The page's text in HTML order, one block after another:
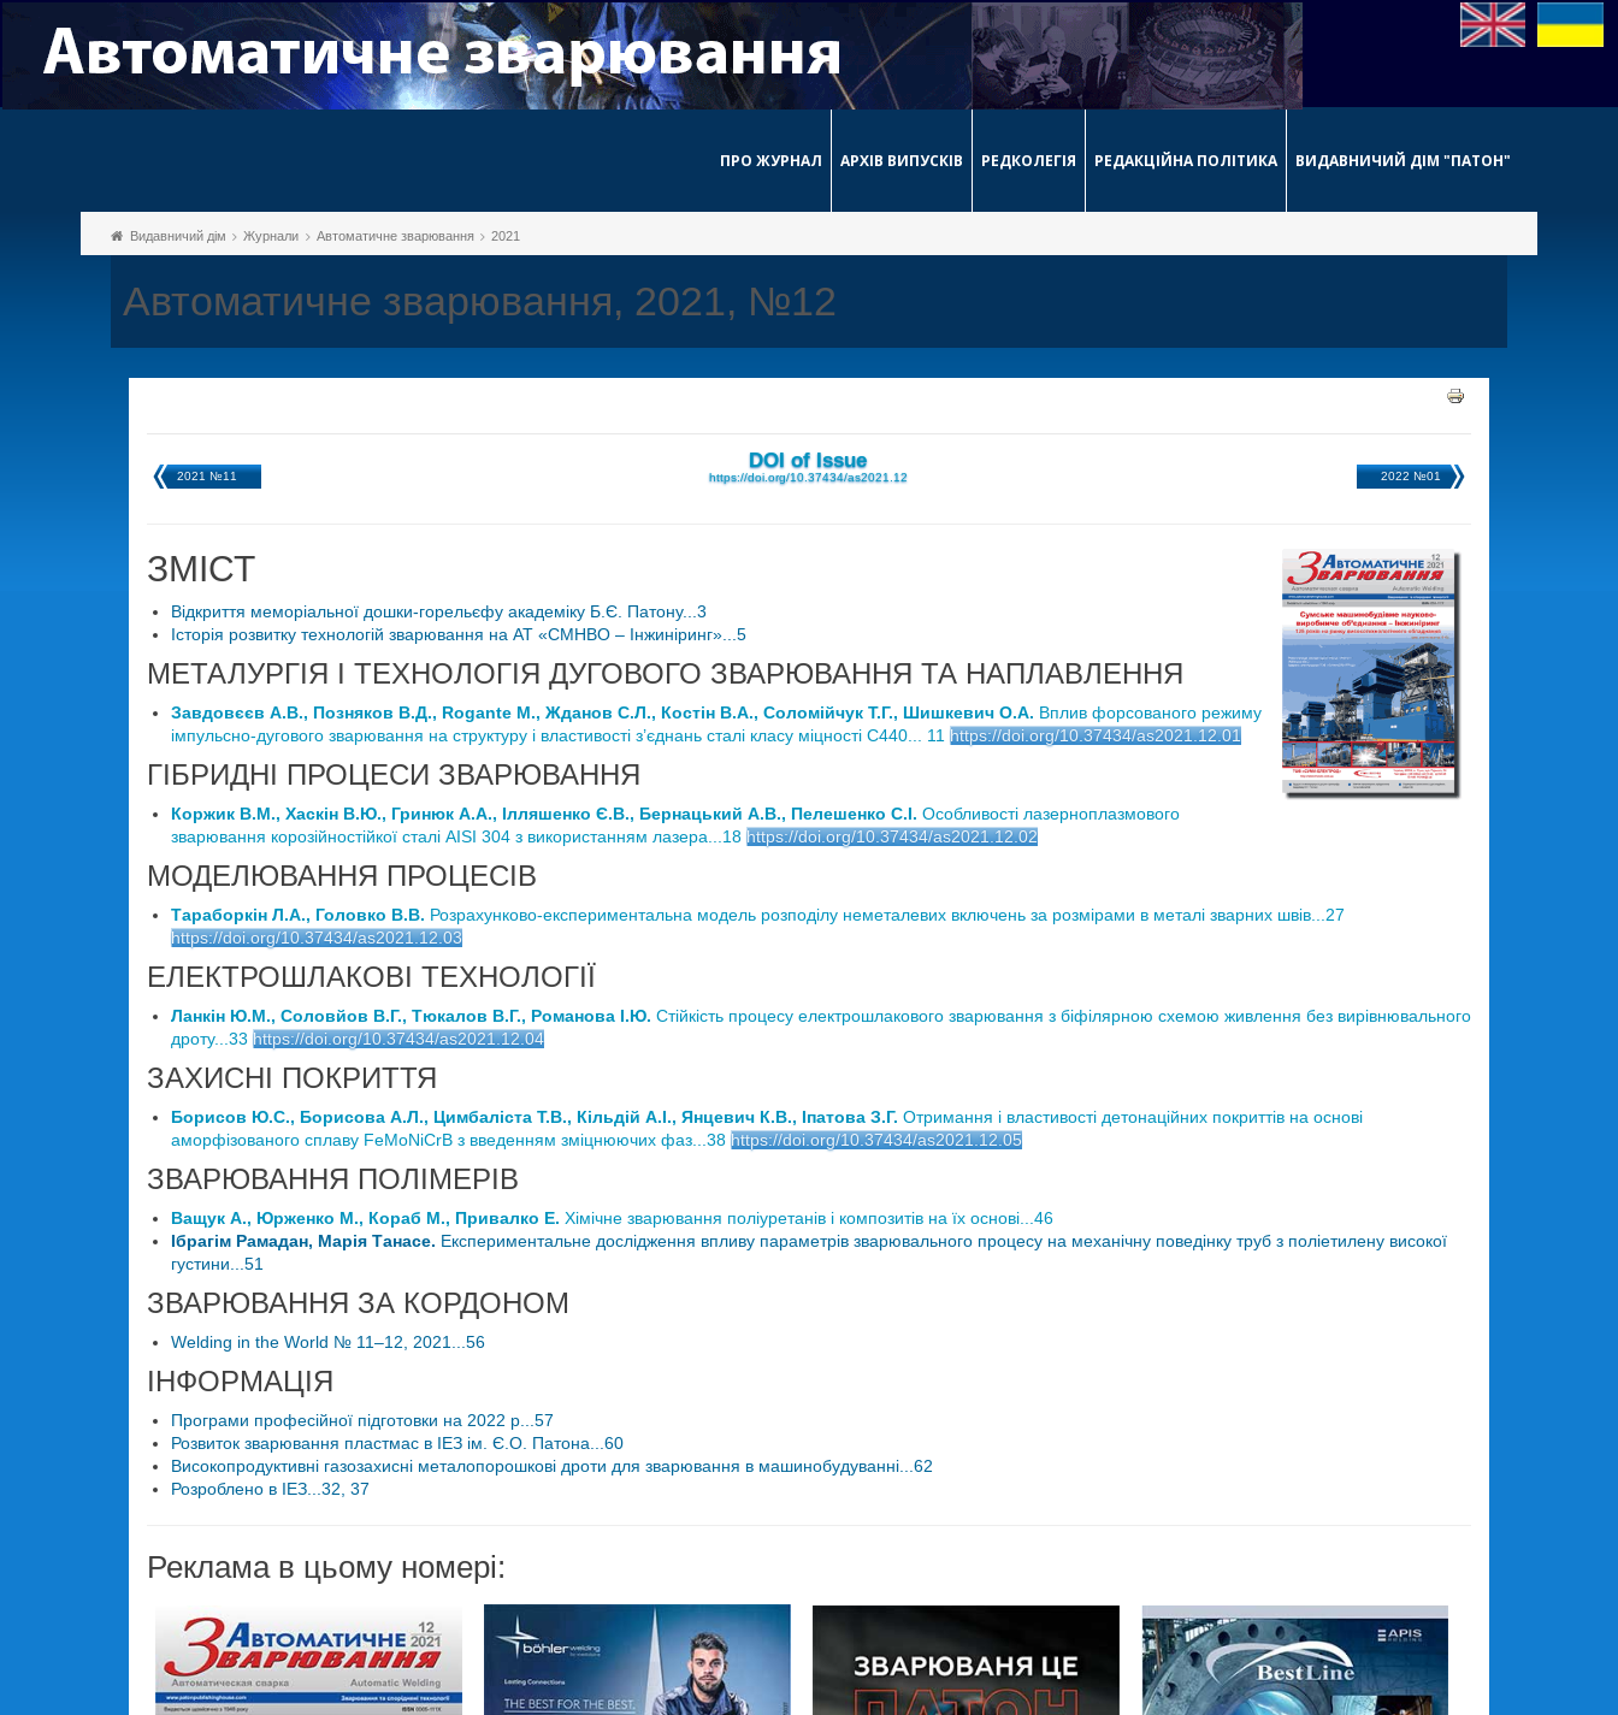
ПРО ЖУРНАЛ АРХІВ ВИПУСКІВ РЕДКОЛЕГІЯ РЕДАКЦІЙНА ПОЛІТИКА ВИДАВНИЧИЙ ДІМ "ПАТОН"
Видавничий дім Журнали Автоматичне зварювання 2021
Автоматичне зварювання, 2021, №12
2021 №11
DOI of Issue
https://doi.org/10.37434/as2021.12 2022 №01
ЗМІСТ
Відкриття меморіальної дошки-горельєфу академіку Б.Є. Патону...3
Історія розвитку технологій зварювання на АТ «СМНВО – Інжиніринг»...5
МЕТАЛУРГІЯ І ТЕХНОЛОГІЯ ДУГОВОГО ЗВАРЮВАННЯ ТА НАПЛАВЛЕННЯ
Завдовєєв А.В., Позняков В.Д., Rogante M., Жданов С.Л., Костін В.А., Соломійчук Т.Г., Шишкевич О.А. Вплив форсованого режиму
імпульсно-дугового зварювання на структуру і властивості з’єднань сталі класу міцності С440... 11 https://doi.org/10.37434/as2021.12.01
ГІБРИДНІ ПРОЦЕСИ ЗВАРЮВАННЯ
Коржик В.М., Хаскін В.Ю., Гринюк А.А., Ілляшенко Є.В., Бернацький А.В., Пелешенко С.І. Особливості лазерноплазмового
зварювання корозійностійкої сталі AISI 304 з використанням лазера...18 https://doi.org/10.37434/as2021.12.02
МОДЕЛЮВАННЯ ПРОЦЕСІВ
Тараборкін Л.А., Головко В.В. Розрахунково-експериментальна модель розподілу неметалевих включень за розмірами в металі зварних швів...27
https://doi.org/10.37434/as2021.12.03
ЕЛЕКТРОШЛАКОВІ ТЕХНОЛОГІЇ
Ланкін Ю.М., Соловйов В.Г., Тюкалов В.Г., Романова І.Ю. Стійкість процесу електрошлакового зварювання з біфілярною схемою живлення без вирівнювального
дроту...33 https://doi.org/10.37434/as2021.12.04
ЗАХИСНІ ПОКРИТТЯ
Борисов Ю.С., Борисова А.Л., Цимбаліста Т.В., Кільдій А.І., Янцевич К.В., Іпатова З.Г. Отримання і властивості детонаційних покриттів на основі
аморфізованого сплаву FeMoNiCrB з введенням зміцнюючих фаз...38 https://doi.org/10.37434/as2021.12.05
ЗВАРЮВАННЯ ПОЛІМЕРІВ
Ващук А., Юрженко М., Кораб М., Привалко Е. Хімічне зварювання поліуретанів і композитів на їх основі...46
Ібрагім Рамадан, Марія Танасе. Експериментальне дослідження впливу параметрів зварювального процесу на механічну поведінку труб з поліетилену високої
густини...51
ЗВАРЮВАННЯ ЗА КОРДОНОМ
Welding in the World № 11–12, 2021...56
ІНФОРМАЦІЯ
Програми професійної підготовки на 2022 р...57
Розвиток зварювання пластмас в ІЕЗ ім. Є.О. Патона...60
Високопродуктивні газозахисні металопорошкові дроти для зварювання в машинобудуванні...62
Розроблено в ІЕЗ...32, 37
Реклама в цьому номері: